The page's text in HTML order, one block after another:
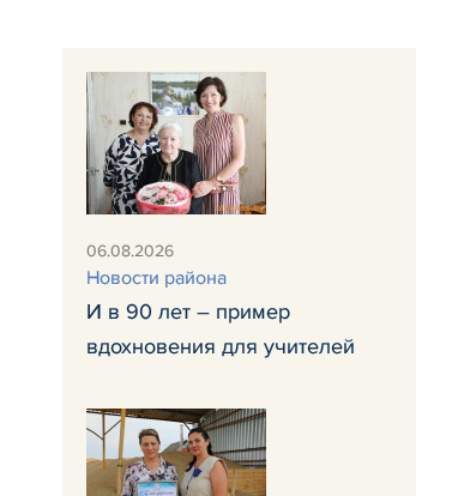
06.08.2026
Новости района
И в 90 лет – пример
вдохновения для учителей